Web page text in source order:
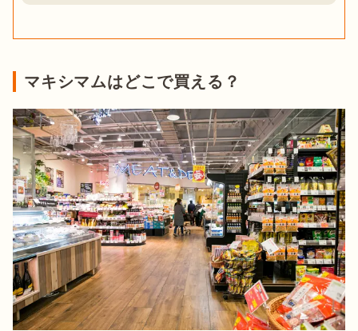
マキシマムはどこで買える？